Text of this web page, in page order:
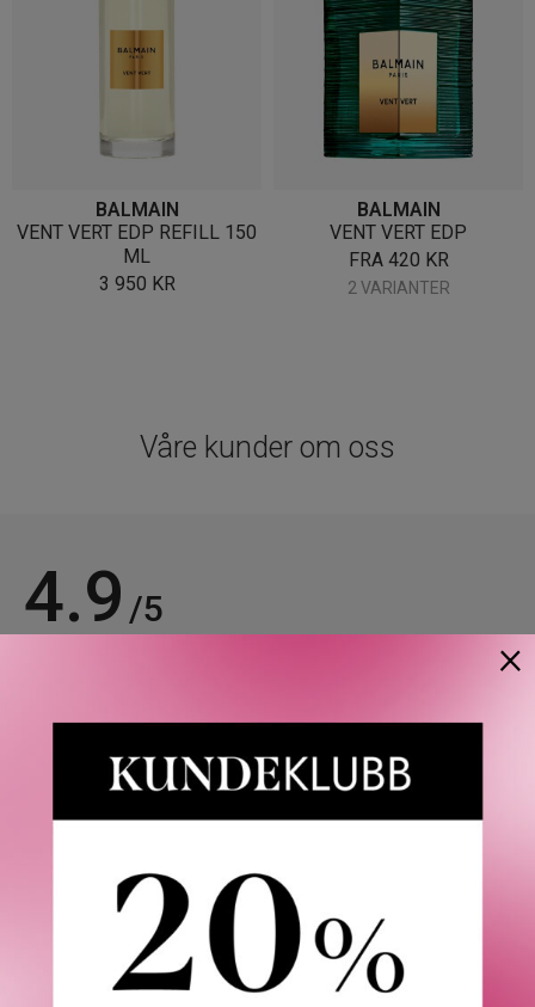
BALMAIN
VENT VERT EDP REFILL 150
ML
3 950 KR
BALMAIN
VENT VERT EDP
FRA 420 KR
2 VARIANTER
Våre kunder om oss
4.9 /5
Verifisert kunde
×